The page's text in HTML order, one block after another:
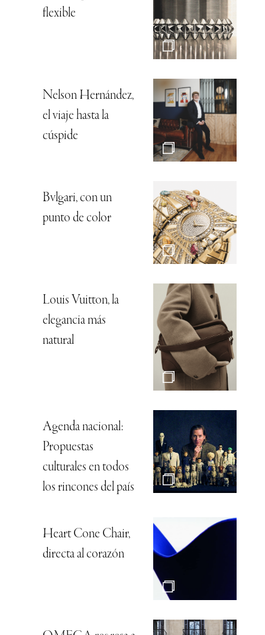
flexible
Nelson Hernández,
el viaje hasta la
cúspide
Bvlgari, con un
punto de color
Louis Vuitton, la
elegancia más
natural
Agenda nacional:
Propuestas
culturales en todos
los rincones del país
Heart Cone Chair,
directa al corazón